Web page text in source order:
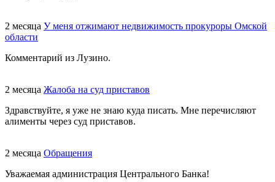
2 месяца У меня отжимают недвижимость прокуроры Омской
области
Комментарий из Лузино.
2 месяца Жалоба на суд приставов
Здравствуйте, я уже не знаю куда писать. Мне перечисляют
алименты через суд приставов.
2 месяца Обращения
Уважаемая администрация Центрального Банка!